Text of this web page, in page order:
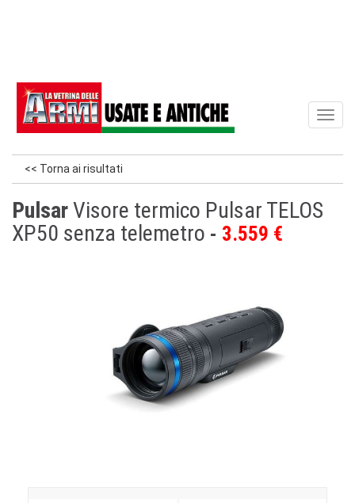
<< Torna ai risultati
PulsarVisore termico Pulsar TELOS
XP50 senza telemetro
3.559 €